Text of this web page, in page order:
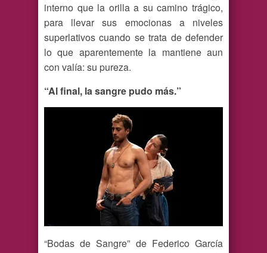
interno que la orilla a su camino trágico,
para llevar sus emocionas a niveles
superlativos cuando se trata de defender
lo que aparentemente la mantiene aun
con valía: su pureza.
“Al final, la sangre pudo más.”
“Bodas de Sangre” de Federico García